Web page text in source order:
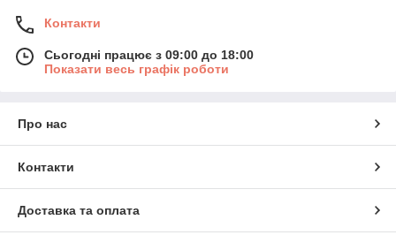
Контакти
Сьогодні працює з 09:00 до 18:00
Показати весь графік роботи
Про нас
Контакти
Доставка та оплата